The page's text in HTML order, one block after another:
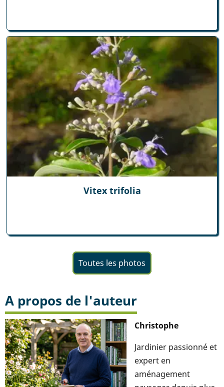
Vitex trifolia
Toutes les photos
A propos de l'auteur
Christophe
Jardinier passionné et
expert en
aménagement